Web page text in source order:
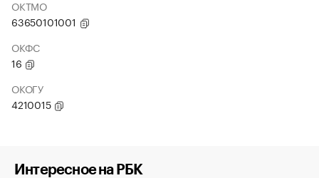
ОКТМО
63650101001
ОКФС
16
ОКОГУ
4210015
Интересное на РБК